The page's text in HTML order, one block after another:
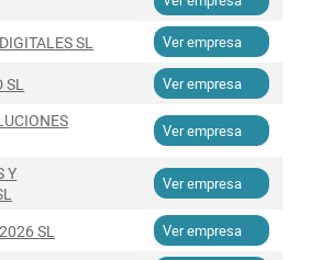
SL Ver empresa
Ver empresa
Ver empresa
Y
Ver empresa
SL Ver empresa